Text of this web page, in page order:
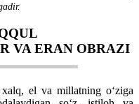
VA ERAN OBRAZI
el va millatning oʻziga